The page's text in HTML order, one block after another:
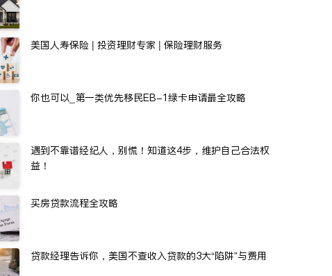
美国人寿保险 | 投资理财专家 | 保险理财服务
你也可以_第一类优先移民EB-1绿卡申请最全攻略
遇到不靠谱经纪人，别慌！知道这4步，维护自己合法权
益！
买房贷款流程全攻略
贷款经理告诉你，美国不查收入贷款的3大“陷阱”与费用